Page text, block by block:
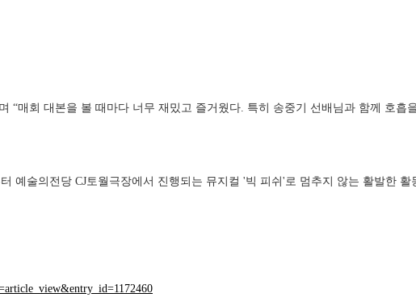
“매회 대본을 볼 때마다 너무 재밌고 즐거웠다. 특히 송중기 선배님과 함께 호흡
예술의전당 CJ토월극장에서 진행되는 뮤지컬 '빅 피쉬'로 멈추지 않는 활발한 활